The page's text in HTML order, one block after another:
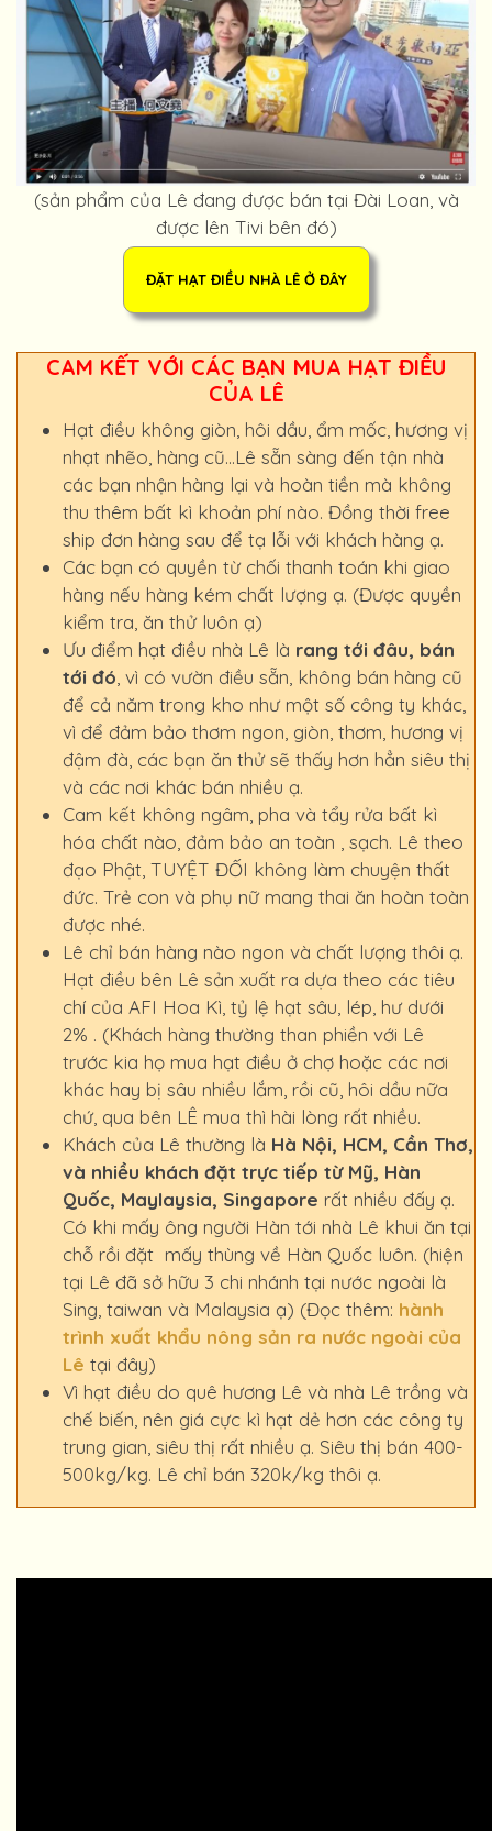
(sản phẩm của Lê đang được bán tại Đài Loan, và
được lên Tivi bên đó)
CAM KẾT VỚI CÁC BẠN MUA HẠT ĐIỀU
CỦA LÊ
Hạt điều không giòn, hôi dầu, ẩm mốc, hương vị
nhạt nhẽo, hàng cũ…Lê sẵn sàng đến tận nhà
các bạn nhận hàng lại và hoàn tiền mà không
thu thêm bất kì khoản phí nào. Đồng thời free
ship đơn hàng sau để tạ lỗi với khách hàng ạ.
Các bạn có quyền từ chối thanh toán khi giao
hàng nếu hàng kém chất lượng ạ. (Được quyền
kiểm tra, ăn thử luôn ạ)
Ưu điểm hạt điều nhà Lê là rang tới đâu, bán
tới đó , vì có vườn điều sẵn, không bán hàng cũ
để cả năm trong kho như một số công ty khác,
vì để đảm bảo thơm ngon, giòn, thơm, hương vị
đậm đà, các bạn ăn thử sẽ thấy hơn hẳn siêu thị
và các nơi khác bán nhiều ạ.
Cam kết không ngâm, pha và tẩy rửa bất kì
hóa chất nào, đảm bảo an toàn , sạch. Lê theo
đạo Phật, TUYỆT ĐỐI không làm chuyện thất
đức. Trẻ con và phụ nữ mang thai ăn hoàn toàn
được nhé.
Lê chỉ bán hàng nào ngon và chất lượng thôi ạ.
Hạt điều bên Lê sản xuất ra dựa theo các tiêu
chí của AFI Hoa Kì, tỷ lệ hạt sâu, lép, hư dưới
2% . (Khách hàng thường than phiền với Lê
trước kia họ mua hạt điều ở chợ hoặc các nơi
khác hay bị sâu nhiều lắm, rồi cũ, hôi dầu nữa
chứ, qua bên LÊ mua thì hài lòng rất nhiều.
Khách của Lê thường là Hà Nội, HCM, Cần Thơ,
và nhiều khách đặt trực tiếp từ Mỹ, Hàn
Quốc, Maylaysia, Singapore rất nhiều đấy ạ.
Có khi mấy ông người Hàn tới nhà Lê khui ăn tại
chỗ rồi đặt mấy thùng về Hàn Quốc luôn. (hiện
tại Lê đã sở hữu 3 chi nhánh tại nước ngoài là
Sing, taiwan và Malaysia ạ) (Đọc thêm: hành
trình xuất khẩu nông sản ra nước ngoài của
Lê tại đây)
Vì hạt điều do quê hương Lê và nhà Lê trồng và
chế biến, nên giá cực kì hạt dẻ hơn các công ty
trung gian, siêu thị rất nhiều ạ. Siêu thị bán 400-
500kg/kg. Lê chỉ bán 320k/kg thôi ạ.